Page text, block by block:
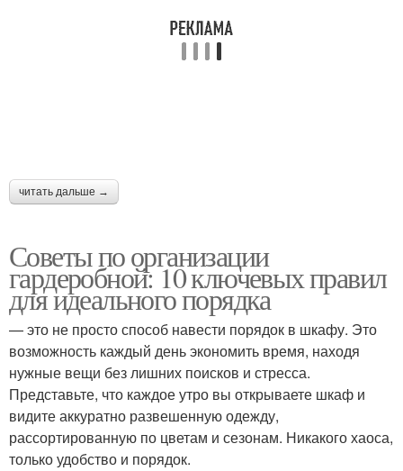
читать дальше →
Советы по организации
гардеробной: 10 ключевых правил
для идеального порядка
— это не просто способ навести порядок в шкафу. Это
возможность каждый день экономить время, находя
нужные вещи без лишних поисков и стресса.
Представьте, что каждое утро вы открываете шкаф и
видите аккуратно развешенную одежду,
рассортированную по цветам и сезонам. Никакого хаоса,
только удобство и порядок.